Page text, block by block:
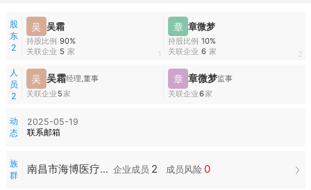
股
东
2
吴 吴霜
持股比例 90%
关联企业 5 家 1
章 章微梦
持股比例 10%
关联企业 6 家 2
人
员
2
吴 吴霜经理,董事
关联企业 5家
章 章微梦监事
关联企业6家
动
态
2025-05-19
联系邮箱
族
群
南昌市海博医疗器械有限公司族群 企业成员 2 成员风险 0